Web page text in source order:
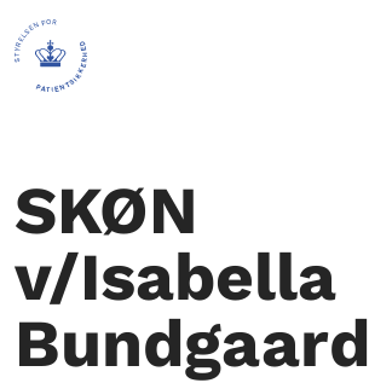
SKØN
v/Isabella
Bundgaard